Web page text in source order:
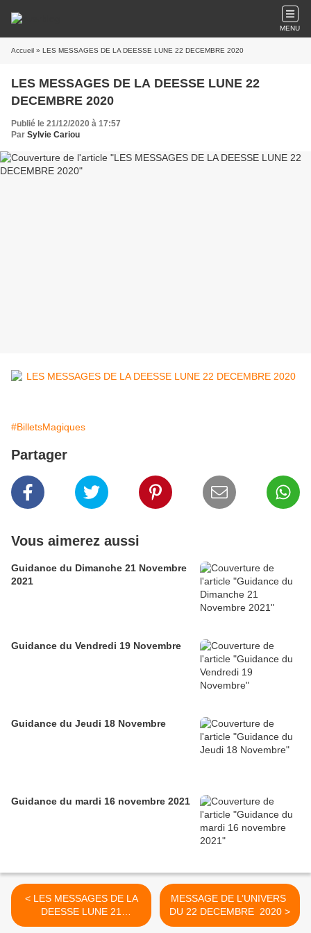
MENU
Accueil » LES MESSAGES DE LA DEESSE LUNE 22 DECEMBRE 2020
LES MESSAGES DE LA DEESSE LUNE 22
DECEMBRE 2020
Publié le 21/12/2020 à 17:57
Par Sylvie Cariou
#BilletsMagiques
Partager
Vous aimerez aussi
Guidance du Dimanche 21 Novembre
2021
Guidance du Vendredi 19 Novembre
Guidance du Jeudi 18 Novembre
Guidance du mardi 16 novembre 2021
< LES MESSAGES DE LA
DEESSE LUNE 21
DECEMBRE 2020
MESSAGE DE L’UNIVERS
DU 22 DECEMBRE 2020 >